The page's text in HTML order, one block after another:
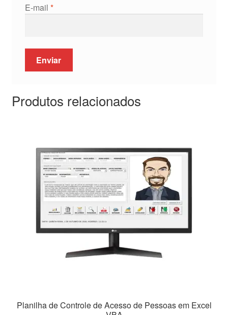
E-mail *
Produtos relacionados
Planilha de Controle de Acesso de Pessoas em Excel